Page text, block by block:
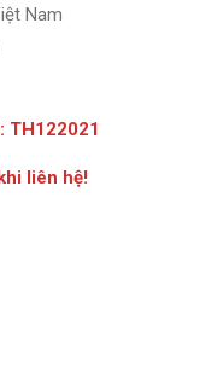
Nam
TH122021
liên hệ!